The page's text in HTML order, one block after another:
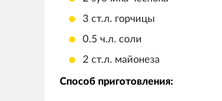
3 ст.л. горчицы
0.5 ч.л. соли
2 ст.л. майонеза
Способ приготовления: